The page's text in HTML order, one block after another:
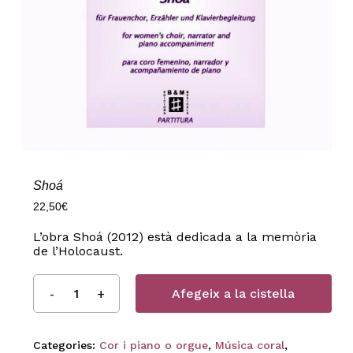
Shoá
22,50€
L’obra Shoá (2012) està dedicada a la memòria
de l’Holocaust.
Afegeix a la cistella
Categories: Cor i piano o orgue, Música coral,